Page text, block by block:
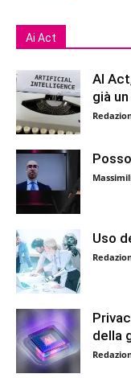
Ai Act
AI
già
Uso
della